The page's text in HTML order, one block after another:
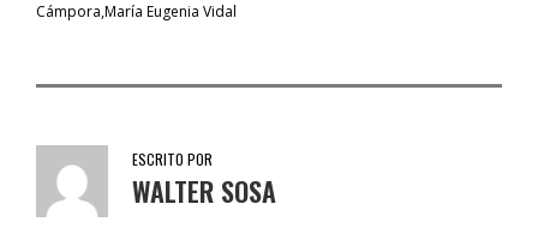
Cámpora María Eugenia Vidal
ESCRITO POR
WALTER SOSA